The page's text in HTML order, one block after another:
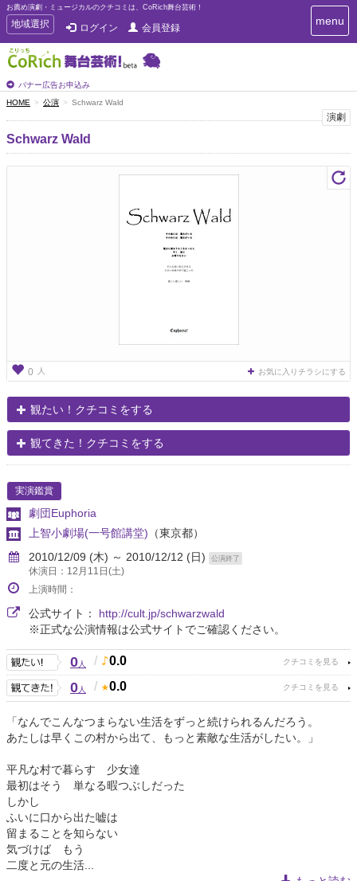
お薦め演劇・ミュージカルのクチコミは、CoRich舞台芸術！
T
o
g
g
e
n
a
v
i
地域選択 ログイン 会員登録
バナー広告お申込み
T
o
i
menu
HOME 公演 Schwarz Wald
演劇
Schwarz Wald
0 人 お気に入りチラシにする
観たい！クチコミをする
観てきた！クチコミをする
実演鑑賞
劇団Euphoria
上智小劇場(一号館講堂) （東京都）
2010/12/09 (木) ～ 2010/12/12 (日)
公演終了
休演日：12月11日(土)
上演時間：
公式サイト： http://cult.jp/schwarzwald
※正式な公演情報は公式サイトでご確認ください。
0人 / 0.0
0人 / 0.0
「なんでこんなつまらない生活をずっと続けられるんだろう。
あたしは早くこの村から出て、もっと素敵な生活がしたい。」
平凡な村で暮らす 少女達
最初はそう 単なる暇つぶしだった
しかし
ふいに口から出た嘘は
留まることを知らない
気づけば もう
二度と元の生活...